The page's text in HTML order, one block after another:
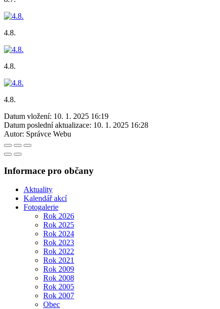
4.8.
4.8.
4.8.
Datum vložení: 10. 1. 2025 16:19
Datum poslední aktualizace: 10. 1. 2025 16:28
Autor: Správce Webu
Informace pro občany
Aktuality
Kalendář akcí
Fotogalerie
Rok 2026
Rok 2025
Rok 2024
Rok 2023
Rok 2022
Rok 2021
Rok 2009
Rok 2008
Rok 2005
Rok 2007
Obec